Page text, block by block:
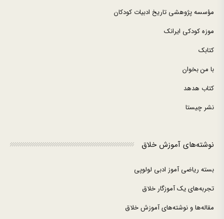
مؤسسه پژوهشی تاریخ ادبیات کودکان
موزه کودکی ایرانک
کتابک
با من بخوان
کتاب هدهد
نشر چیستا
نوشته‌های آموزش خلاق
بسته ریاضی آموز ادبی لولوپی
تجربه‌های یک آموزگار خلاق
مقاله‌ها و نوشته‌های آموزش خلاق